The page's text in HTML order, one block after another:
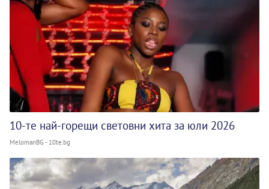
10-те най-горещи световни хита за юли 2026
MelomanBG - 10te.bg